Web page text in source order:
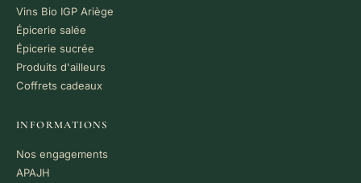
Vins Bio IGP Ariège
Épicerie salée
Épicerie sucrée
Produits d'ailleurs
Coffrets cadeaux
INFORMATIONS
Nos engagements
APAJH